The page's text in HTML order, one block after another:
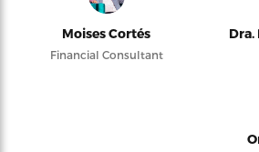
Moises Cortés
Financial Consultant
Dra.